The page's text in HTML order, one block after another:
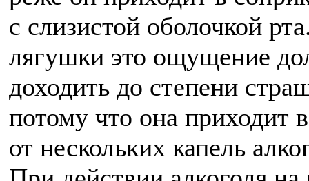
с слизистой оболочкой
лягушки это ощущение
доходить до степени
потому что она приходит
от нескольких капель